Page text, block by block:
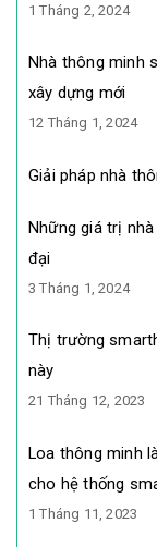
1 Tháng 2, 2024
Nhà thông minh
xây dựng mới
12 Tháng 1, 2024
Giải pháp nhà
Những giá trị
đại
3 Tháng 1, 2024
Thị trường
này
21 Tháng 12, 2023
Loa thông minh
cho hệ thống
1 Tháng 11, 2023